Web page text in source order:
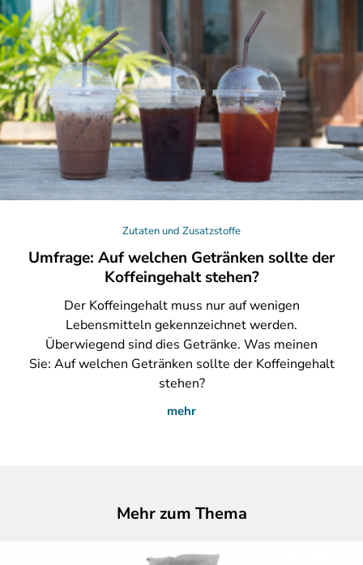
Zutaten und Zusatzstoffe
Umfrage: Auf welchen Getränken sollte der
Koffeingehalt stehen?
DerKoffeingehalt muss nur auf wenigen
Lebensmitteln gekennzeichnet werden.
Überwiegend sind dies Getränke. Was meinen
Sie: Auf welchen Getränken sollte der Koffeingehalt
stehen?
mehr
Mehr zum Thema